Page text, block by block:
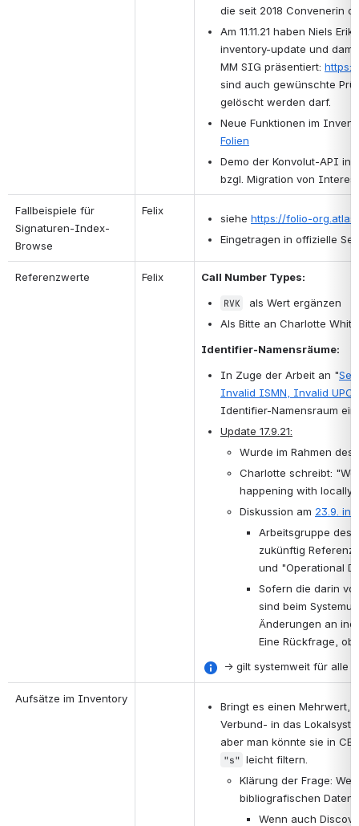
die seit 2018 Convenerin
Am 11.11.21 haben Niels
inventory-update und
MM SIG präsentiert:
sind auch gewünschte
gelöscht werden darf.
Folien
Demo der Konvolut-API in
bzgl. Migration von
Fallbeispiele für
Signaturen-Index-
Browse
Felix
siehe https://folio-
Eingetragen in offizielle
Referenzwerte Felix Call Number Types:
RVK
als Wert ergänzen
Als Bitte an Charlotte Whitt
Identifier-Namensräume:
In Zuge der Arbeit an "
Invalid ISMN, Invalid UPC,
Identifier-Namensraum
Update 17.9.21:
Wurde im Rahmen
Charlotte schreibt:
happening with locally
Diskussion am 23.9. in
Arbeitsgruppe des
zukünftig
und "Operational
Sofern die darin
sind beim
Änderungen an
Eine Rückfrage,
→ gilt systemweit für alle
Aufsätze im Inventory
Bringt es einen Mehrwert,
Verbund- in das
aber man könnte sie in
"s" leicht filtern.
Klärung der Frage:
bibliografischen Daten
Wenn auch